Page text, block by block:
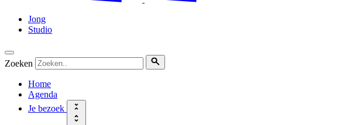
Jong
Studio
Zoeken
Home
Agenda
Je bezoek